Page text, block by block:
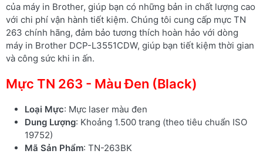
của máy in Brother, giúp bạn có những bản in chất lượng cao
với chi phí vận hành tiết kiệm. Chúng tôi cung cấp mực TN
263 chính hãng, đảm bảo tương thích hoàn hảo với dòng
máy in Brother DCP-L3551CDW, giúp bạn tiết kiệm thời gian
và công sức khi in ấn.
Mực TN 263 - Màu Đen (Black)
Loại Mực: Mực laser màu đen
Dung Lượng: Khoảng 1.500 trang (theo tiêu chuẩn ISO
19752)
Mã Sản Phẩm: TN-263BK